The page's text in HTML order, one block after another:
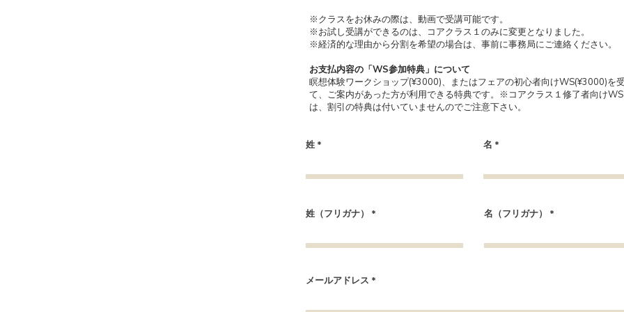
※クラスをお休みの際は、動画で受講可能です。
※お試し受講ができるのは、コアクラス１のみに変更となりました。
※経済的な理由から分割を希望の場合は、事前に事務局にご連絡ください。
お支払内容の「WS参加特典」について
瞑想体験ワークショップ(¥3000)、またはフェアの初心者向けWS(¥3000)を
て、ご案内があった方が利用できる特典です。※コアクラス１修了者向け
は、割引の特典は付いていませんのでご注意下さい。
姓 名
姓（フリガナ） 名（フリガナ）
メールアドレス